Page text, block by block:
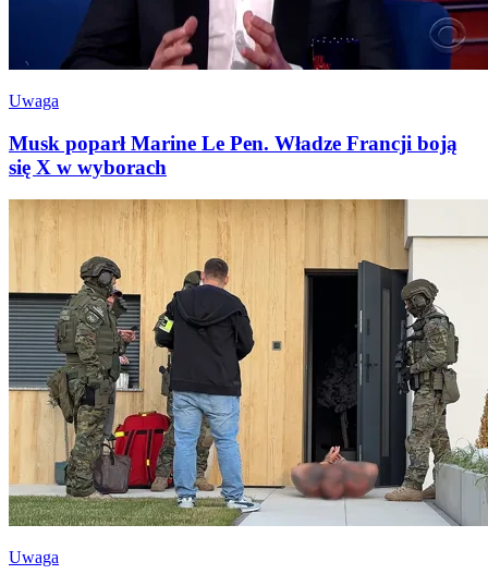
Uwaga
Musk poparł Marine Le Pen. Władze Francji boją
się X w wyborach
Uwaga